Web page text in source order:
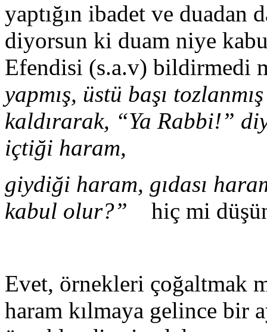
yaptığın ibadet ve duadan
diyorsun ki duam niye
Efendisi (s.a.v)
yapmış, üstü başı
kaldırarak, “Ya Rabbi!”
içtiği haram,
giydiği haram, gıdası
kabul olur?” hiç mi
Evet, örnekleri çoğaltmak
haram kılmaya gelince bir